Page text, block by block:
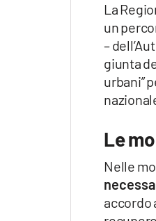
La
un
–
giunta
urbani”
Le
Nelle
accordo